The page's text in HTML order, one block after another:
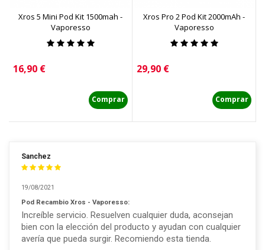
Xros 5 Mini Pod Kit 1500mah -
Vaporesso
Precio
16,90 €
Comprar
Xros Pro 2 Pod Kit 2000mAh -
Vaporesso
Precio
29,90 €
Comprar
Sanchez
19/08/2021
Pod Recambio Xros - Vaporesso:
Increíble servicio. Resuelven cualquier duda, aconsejan
bien con la elección del producto y ayudan con cualquier
avería que pueda surgir. Recomiendo esta tienda.